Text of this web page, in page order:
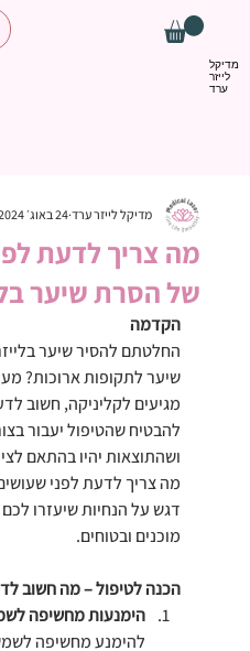
מדיקל
לייזר
ערד
מה צריך לדעת
של הסרת שיער
מדיקל לייזר ערד 24 באוג׳ 2024
הקדמה
החלטתם להסיר שיער
שיער לתקופות ארוכות?
מגיעים לקליניקה, חשוב
להבטיח שהטיפול יעבור
ושהתוצאות יהיו בהתאם
מה צריך לדעת לפני
דגש על הנחיות שיעזרו
מוכנים ובטוחים.
הכנה לטיפול – מה חשוב
הימנעות מחשיפה
להימנע מחשיפה